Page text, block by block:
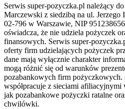
Serwis super-pozyczka.pl należący
Marczewski z siedzibą na ul.
02-796 w Warszawie, NIP
oświadcza, że nie udziela pożyczek
finansowych. Serwis super-
oferty firm udzielających pożyczek
dane mają wyłącznie charakter
mogą różnić się od warunków
pozabankowych firm pożyczkowych.
współpracuje z sieciami
jak pozabankowe pożyczki ratalne
chwilówki.